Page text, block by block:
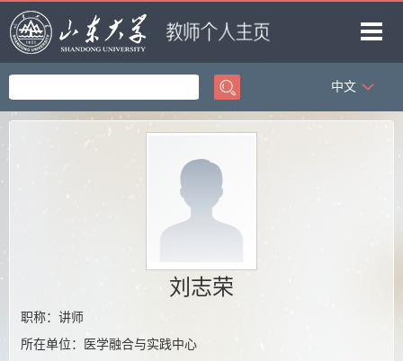
首页
中文
刘志荣
职称：讲师
所在单位：医学融合与实践中心